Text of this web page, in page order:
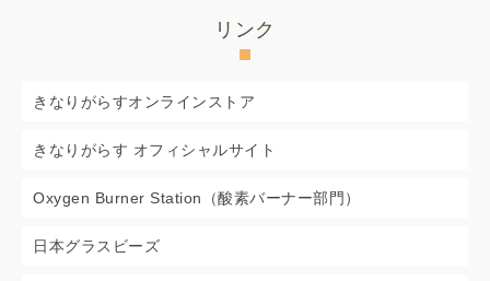
リンク
きなりがらすオンラインストア
きなりがらす オフィシャルサイト
Oxygen Burner Station（酸素バーナー部門）
日本グラスビーズ